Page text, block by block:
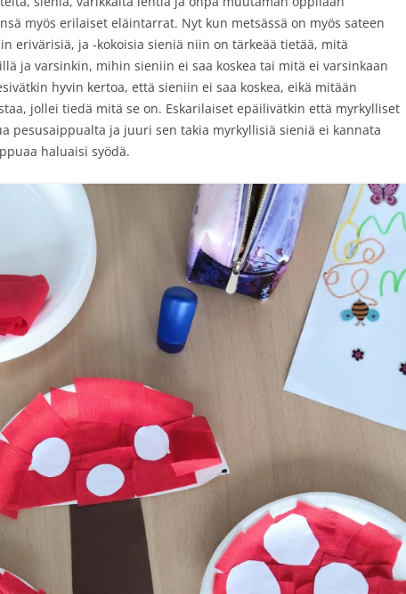
myös erilaiset eläintarrat. Nyt kun metsässä on myös sateen
erivärisiä, ja -kokoisia sieniä niin on tärkeää tietää, mitä
ja varsinkin, mihin sieniin ei saa koskea tai mitä ei varsinkaan
hyvin kertoa, että sieniin ei saa koskea, eikä mitään
jollei tiedä mitä se on. Eskarilaiset epäilivätkin että myrkylliset
pesusaippualta ja juuri sen takia myrkyllisiä sieniä ei kannata
haluaisi syödä.